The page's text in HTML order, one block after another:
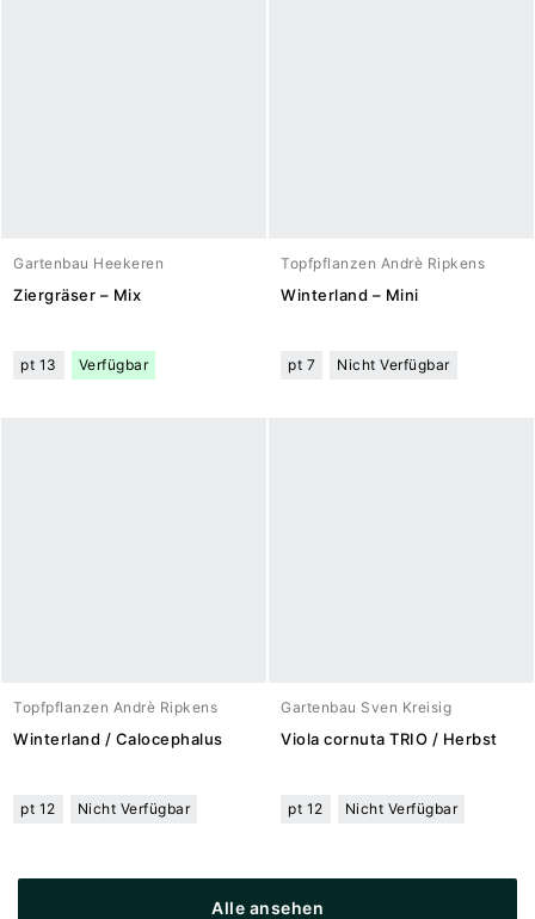
Gartenbau Heekeren
Ziergräser – Mix
pt 13 Verfügbar
Topfpflanzen Andrè Ripkens
Winterland – Mini
pt 7 Nicht Verfügbar
Topfpflanzen Andrè Ripkens
Winterland / Calocephalus
pt 12 Nicht Verfügbar
Gartenbau Sven Kreisig
Viola cornuta TRIO / Herbst
pt 12 Nicht Verfügbar
Alle ansehen